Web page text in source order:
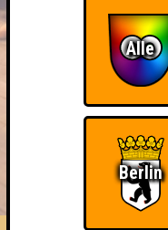
HIGHSCORE
FAQ
Alle
Berlin